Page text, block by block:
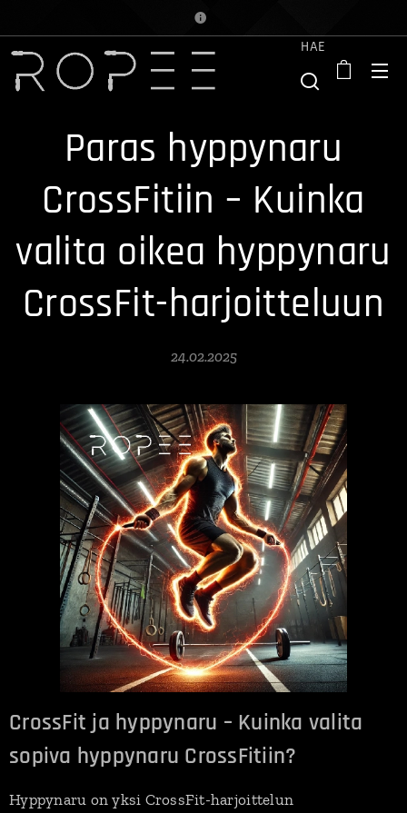
HAE
Paras hyppynaru
CrossFitiin – Kuinka
valita oikea hyppynaru
CrossFit-harjoitteluun
24.02.2025
CrossFit ja hyppynaru – Kuinka valita
sopiva hyppynaru CrossFitiin?
Hyppynaru on yksi CrossFit-harjoittelun